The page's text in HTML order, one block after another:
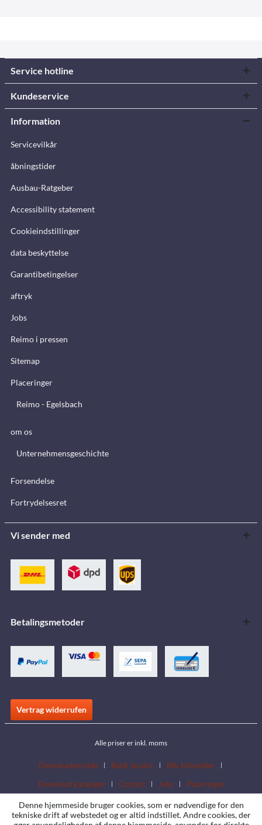
Service hotline
Kundeservice
Information
Servicevilkår
åbningstider
Ausbau-Ratgeber
Accessibility statement
Cookieindstillinger
data beskyttelse
Garantibetingelser
aftryk
Jobs
Reimo i pressen
Sitemap
Placeringer
Reimo - Egelsbach
om os
Unternehmensgeschichte
Forsendelse
Fortrydelsesret
Vi sender med
Betalingsmetoder
Vertrag widerrufen
Alle priser er inkl. moms
Downloadområde Butik locator
Bliv forhandler
Download kataloger
Contact Jobs Placeringer
Denne hjemmeside bruger cookies, som er nødvendige for den
tekniske drift af webstedet og er altid indstillet. Andre cookies, der